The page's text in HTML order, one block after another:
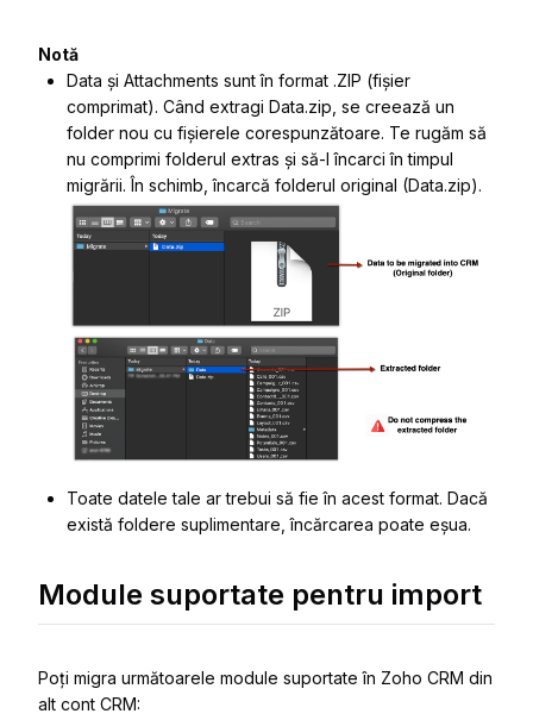
Notă
Data și Attachments sunt în format .ZIP (fișier
comprimat). Când extragi Data.zip, se creează un
folder nou cu fișierele corespunzătoare. Te rugăm să
nu comprimi folderul extras și să-l încarci în timpul
migrării. În schimb, încarcă folderul original (Data.zip).
Toate datele tale ar trebui să fie în acest format. Dacă
există foldere suplimentare, încărcarea poate eșua.
Module suportate pentru import
Poți migra următoarele module suportate în Zoho CRM din
alt cont CRM: